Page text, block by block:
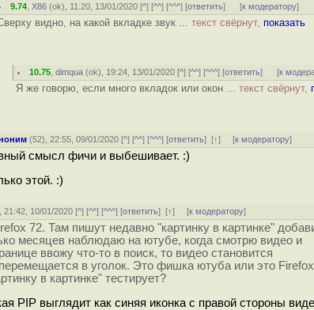
9.74 ,X86 (ok), 11:20, 13/01/2020 [^] [^^] [^^^] [ответить] [к модератору]
видно, на какой вкладке звук ... текст свёрнут, показать
10.75 ,dimqua (ok), 19:24, 13/01/2020 [^] [^^] [^^^] [ответить] [к
Я же говорю, если много вкладок или окон ... текст свёрнут,
(52), 22:55, 09/01/2020 [^] [^^] [^^^] [ответить][↑] [к модератору]
смысл фичи и выбешивает. :)
этой. :)
21:42, 10/01/2020 [^] [^^] [^^^] [ответить][↑] [к модератору]
72. Там пишут недавно "картинку в картинке"
месяцев наблюдаю на ютубе, когда смотрю видео и
ввожу что-то в поиск, то видео становится
в уголок. Это фишка ютуба или это Firefox
в картинке" тестирует?
PIP выглядит как синяя иконка с правой стороны